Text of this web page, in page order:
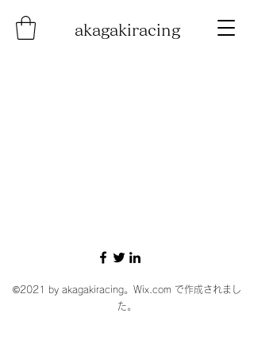
akagakiracing
©2021 by akagakiracing。Wix.com で作成されまし
た。